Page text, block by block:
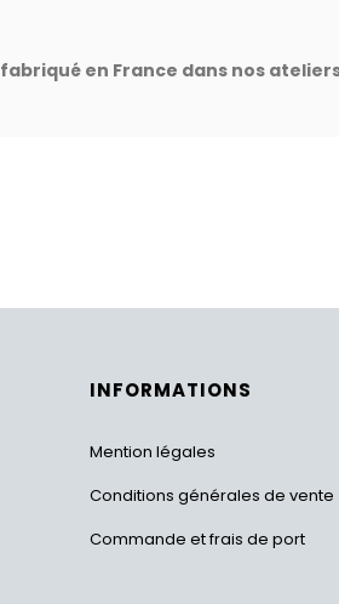
en France dans nos
INFORMATIONS
Mention légales
Conditions générales de vente
Commande et frais de port